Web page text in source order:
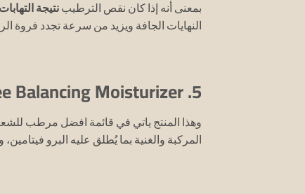
بمعنى أنه إذا كان نقص الترطيب نتيجة
النهايات الجافة ويزيد من سرعة تجدد فروة
5. Aphogee Balancing Moisturizer:
وهذا المنتج ياتي في قائمة افضل مرطب
المركبة والغنية بما يُطلق عليه البرو